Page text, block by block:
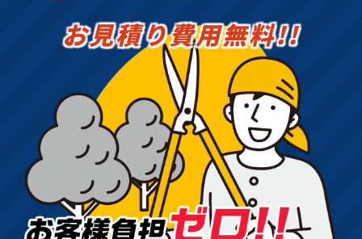
お見積り費用無料!!